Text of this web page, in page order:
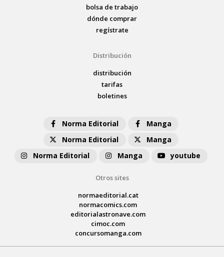
bolsa de trabajo
dónde comprar
regístrate
Distribución
distribución
tarifas
boletines
Norma Editorial
Manga
Norma Editorial
Manga
Norma Editorial
Manga youtube
Otros sites
normaeditorial.cat
normacomics.com
editorialastronave.com
cimoc.com
concursomanga.com